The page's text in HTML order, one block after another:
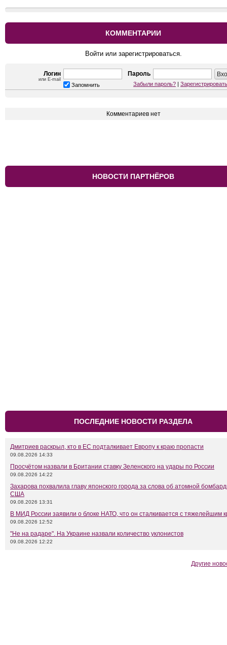
КОММЕНТАРИИ
Войти или зарегистрироваться.
Логин
или E-mail
Пароль
Запомнить Забыли пароль? |
Комментариев нет
НОВОСТИ ПАРТНЁРОВ
ПОСЛЕДНИЕ НОВОСТИ РАЗДЕЛА
Дмитриев раскрыл, кто в ЕС подталкивает Европу к краю пропасти
09.08.2026 14:33
Просчётом назвали в Британии ставку Зеленского на удары по России
09.08.2026 14:22
Захарова похвалила главу японского города за слова об атомной
США
09.08.2026 13:31
В МИД России заявили о блоке НАТО, что он сталкивается с тяжелейшим
09.08.2026 12:52
"Не на радаре". На Украине назвали количество уклонистов
09.08.2026 12:22
Другие